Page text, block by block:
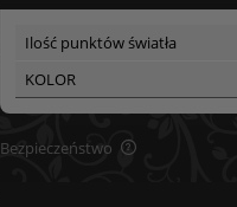
Ilość punktów światła
KOLOR
Bezpieczeństwo